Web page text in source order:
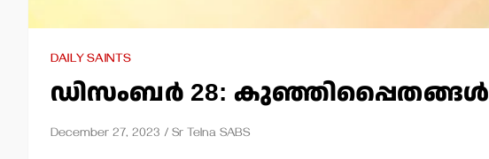
DAILY SAINTS
ഡിസംബര്‍ 28: കുഞ്ഞിപ്പൈതങ്ങള്‍
December 27, 2023 Sr Telna SABS